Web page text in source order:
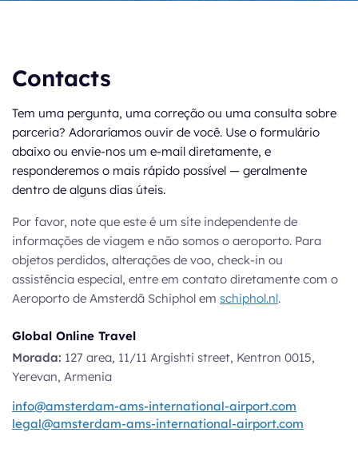
Contacts
Tem uma pergunta, uma correção ou uma consulta sobre
parceria? Adoraríamos ouvir de você. Use o formulário
abaixo ou envie-nos um e-mail diretamente, e
responderemos o mais rápido possível — geralmente
dentro de alguns dias úteis.
Por favor, note que este é um site independente de
informações de viagem e não somos o aeroporto. Para
objetos perdidos, alterações de voo, check-in ou
assistência especial, entre em contato diretamente com o
Aeroporto de Amsterdã Schiphol em schiphol.nl.
Global Online Travel
Morada: 127 area, 11/11 Argishti street, Kentron 0015,
Yerevan, Armenia
info@amsterdam-ams-international-airport.com
legal@amsterdam-ams-international-airport.com